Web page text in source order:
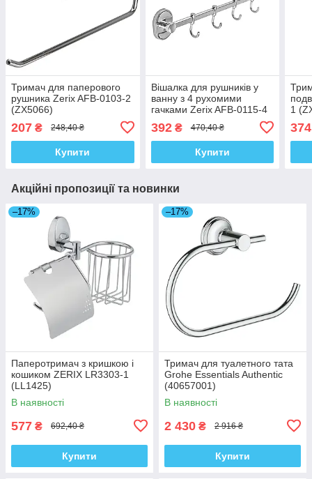
Тримач для паперового
рушника Zerix AFB-0103-2
(ZX5066)
207 ₴ 248,40 ₴
Купити
Вішалка для рушників у
ванну з 4 рухомими
гачками Zerix AFB-0115-4
392₴ 470,40 ₴
Купити
1
374
Акційні пропозиції та новинки
–17%
Паперотримач з кришкою і
кошиком ZERIX LR3303-1
(LL1425)
В наявності
577 ₴ 692,40 ₴
Купити
–17%
Тримач для туалетного тата
Grohe Essentials Authentic
(40657001)
В наявності
2 430 ₴ 2 916 ₴
Купити